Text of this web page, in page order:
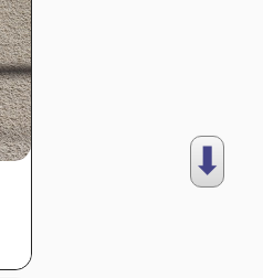
⬇︎